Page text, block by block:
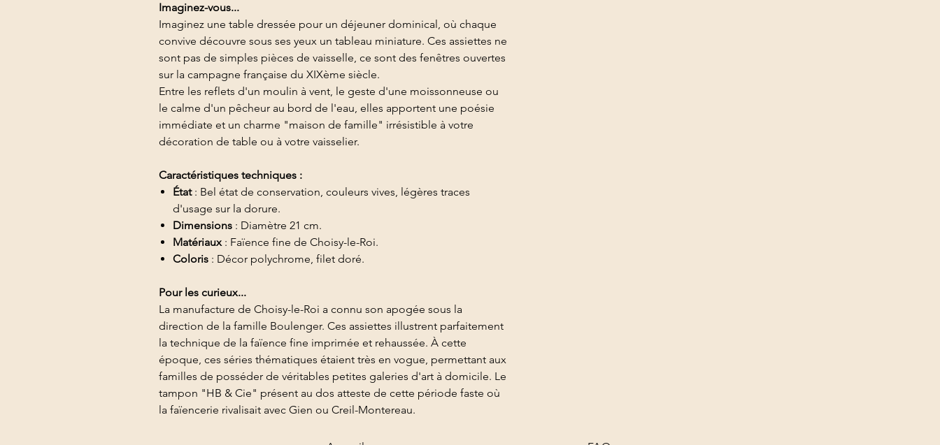
Imaginez-vous...
Imaginez une table dressée pour un déjeuner dominical, où chaque
convive découvre sous ses yeux un tableau miniature. Ces assiettes ne
sont pas de simples pièces de vaisselle, ce sont des fenêtres ouvertes
sur la campagne française du XIXème siècle.
Entre les reflets d'un moulin à vent, le geste d'une moissonneuse ou
le calme d'un pêcheur au bord de l'eau, elles apportent une poésie
immédiate et un charme "maison de famille" irrésistible à votre
décoration de table ou à votre vaisselier.
Caractéristiques techniques :
État: Bel état de conservation, couleurs vives, légères traces
d'usage sur la dorure.
Dimensions : Diamètre 21 cm.
Matériaux: Faïence fine de Choisy-le-Roi.
Coloris : Décor polychrome, filet doré.
Pour les curieux...
La manufacture de Choisy-le-Roi a connu son apogée sous la
direction de la famille Boulenger. Ces assiettes illustrent parfaitement
la technique de la faïence fine imprimée et rehaussée. À cette
époque, ces séries thématiques étaient très en vogue, permettant aux
familles de posséder de véritables petites galeries d'art à domicile. Le
tampon "HB & Cie" présent au dos atteste de cette période faste où
la faïencerie rivalisait avec Gien ou Creil-Montereau.